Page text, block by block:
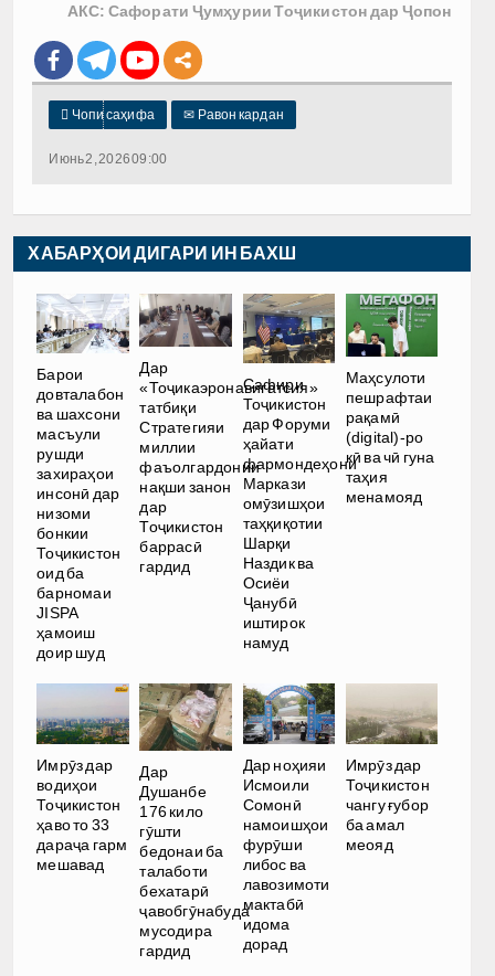
АКС: Сафорати Ҷумҳурии Тоҷикистон дар Ҷопон
 Чопи саҳифа ✉ Равон кардан
Июнь 2, 2026 09:00
ХАБАРҲОИ ДИГАРИ ИН БАХШ
Барои
довталабон
ва шахсони
масъули
рушди
захираҳои
инсонӣ дар
низоми
бонкии
Тоҷикистон
оид ба
барномаи
JISPA
ҳамоиш
доир шуд
Дар
«Тоҷикаэронавигатсия»
татбиқи
Стратегияи
миллии
фаъолгардонии
нақши занон
дар
Тоҷикистон
баррасӣ
гардид
Сафири
Тоҷикистон
дар Форуми
ҳайати
фармондеҳони
Маркази
омӯзишҳои
таҳқиқотии
Шарқи
Наздик ва
Осиёи
Ҷанубӣ
иштирок
намуд
Маҳсулоти
пешрафтаи
рақамӣ
(digital)-ро
кӣ ва чӣ гуна
таҳия
менамояд
Имрӯз дар
водиҳои
Тоҷикистон
ҳаво то 33
дараҷа гарм
мешавад
Дар
Душанбе
176 кило
гӯшти
бедонаи ба
талаботи
бехатарӣ
ҷавобгӯнабуда
мусодира
гардид
Дар ноҳияи
Исмоили
Сомонӣ
намоишҳои
фурӯши
либос ва
лавозимоти
мактабӣ
идома
дорад
Имрӯз дар
Тоҷикистон
чангу ғубор
ба амал
меояд